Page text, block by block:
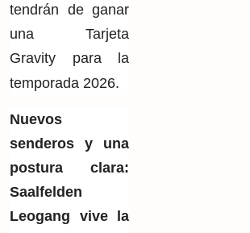
tendrán de ganar
una Tarjeta
Gravity para la
temporada 2026.
Nuevos
senderos y una
postura clara:
Saalfelden
Leogang vive la